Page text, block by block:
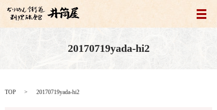
メ
20170719yada-hi2
TOP 20170719yada-hi2